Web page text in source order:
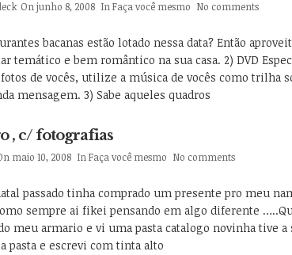
On junho 8, 2008 In Faça você mesmo No comments
bacanas estão lotado nessa data? Então
temático e bem romântico na sua casa. 2) DVD
de vocês, utilize a música de vocês como trilha
mensagem. 3) Sabe aqueles quadros
, c/ fotografias
maio 10, 2008 In Faça você mesmo No comments
passado tinha comprado um presente pro meu
sempre ai fikei pensando em algo diferente
meu armario e vi uma pasta catalogo novinha tive
pasta e escrevi com tinta alto